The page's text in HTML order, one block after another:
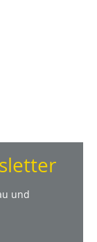
und